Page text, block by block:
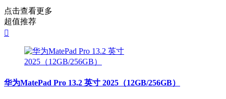
点击查看更多
超值推荐

华为MatePad Pro 13.2 英寸 2025（12GB/256GB）